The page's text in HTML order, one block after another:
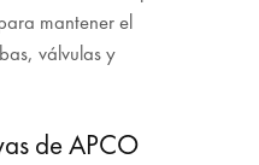
mantener el
válvulas y
de APCO